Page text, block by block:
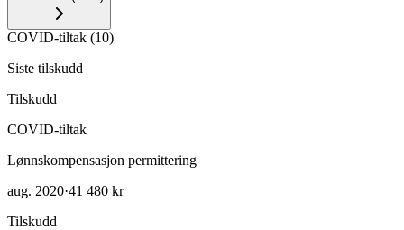
COVID-tiltak (10)
Siste tilskudd
Tilskudd
COVID-tiltak
Lønnskompensasjon permittering
aug. 2020·41 480 kr
Tilskudd